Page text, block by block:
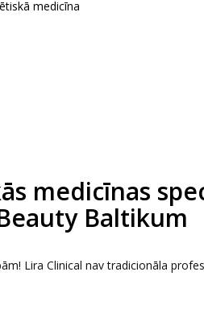
medicīna
medicīnas
Baltikum
Lira Clinical nav tradicionāla